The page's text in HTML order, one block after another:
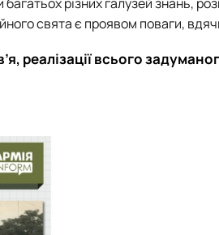
свята є проявом поваги,
реалізації всього